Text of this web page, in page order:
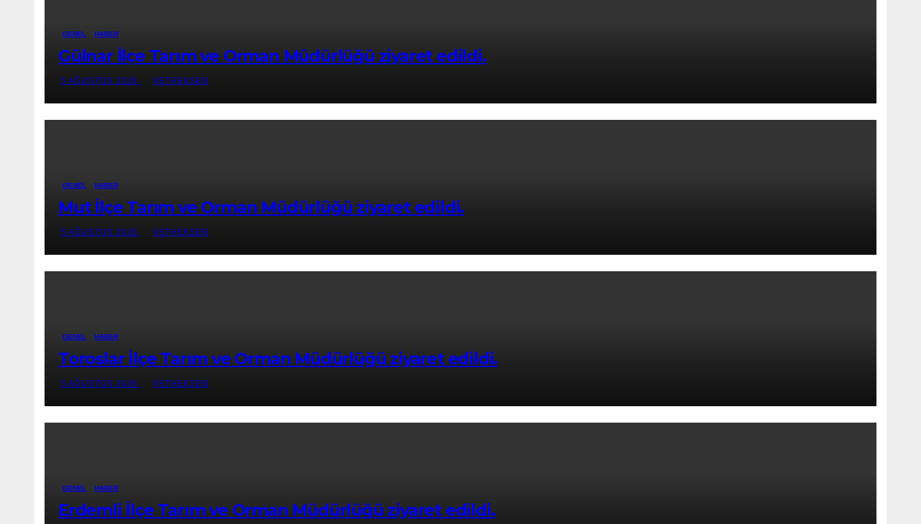
GENEL HABER
Gülnar İlçe Tarım ve Orman Müdürlüğü ziyaret edildi.
5 AĞUSTOS 2026 VETHEKSEN
GENEL HABER
Mut İlçe Tarım ve Orman Müdürlüğü ziyaret edildi.
5 AĞUSTOS 2026 VETHEKSEN
GENEL HABER
Toroslar İlçe Tarım ve Orman Müdürlüğü ziyaret edildi.
5 AĞUSTOS 2026 VETHEKSEN
GENEL HABER
Erdemli İlçe Tarım ve Orman Müdürlüğü ziyaret edildi.